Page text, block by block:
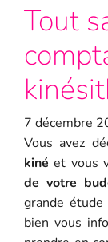
Tout
7 décembre
Vous avez
kiné et vous
de votre
grande
bien vous